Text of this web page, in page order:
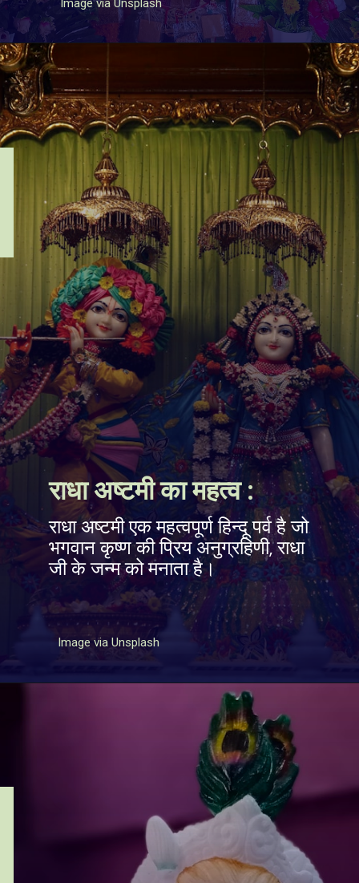
Image via Unsplash
राधा अष्टमी एक महत्वपूर्ण हिन्दू पर्व है जो
भगवान कृष्ण की प्रिय अनुग्रहिणी, राधा
जी के जन्म को मनाता है।
राधा अष्टमी का महत्व :
Image via Unsplash